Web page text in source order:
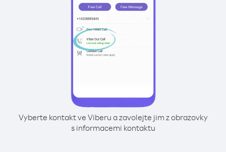
Vyberte kontakt ve Viberu a zavolejte jim z obrazovky
s informacemi kontaktu